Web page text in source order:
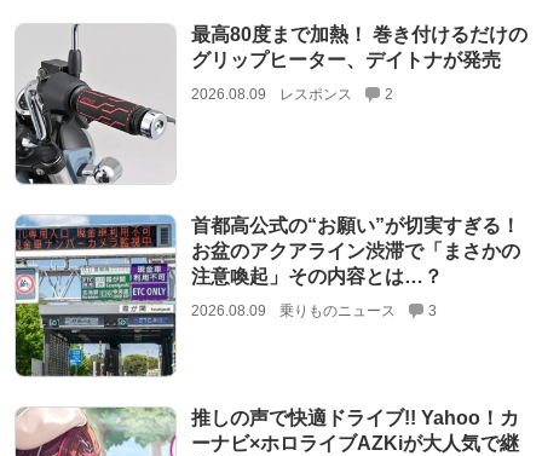
最高80度まで加熱！ 巻き付けるだけの
グリップヒーター、デイトナが発売
2026.08.09 レスポンス 2
首都高公式の“お願い”が切実すぎる！
お盆のアクアライン渋滞で「まさかの
注意喚起」その内容とは…？
2026.08.09 乗りものニュース 3
推しの声で快適ドライブ!! Yahoo！カ
ーナビ×ホロライブAZKiが大人気で継